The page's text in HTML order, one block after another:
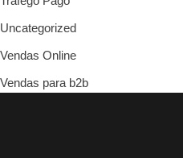
Uncategorized
Vendas Online
Vendas para b2b